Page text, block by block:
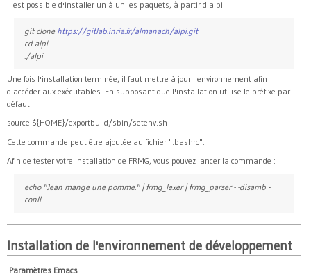
Il est possible d'installer un à un les paquets, à partir d'alpi.
git clone https://gitlab.inria.fr/almanach/alpi.git
cd alpi
./alpi
Une fois l'installation terminée, il faut mettre à jour l'environnement afin
d'accéder aux exécutables. En supposant que l'installation utilise le préfixe par
défaut :
source ${HOME}/exportbuild/sbin/setenv.sh
Cette commande peut être ajoutée au fichier ".bashrc".
Afin de tester votre installation de FRMG, vous pouvez lancer la commande :
echo "Jean mange une pomme." | frmg_lexer | frmg_parser - -disamb -
conll
Installation de l'environnement de développement
Paramètres Emacs